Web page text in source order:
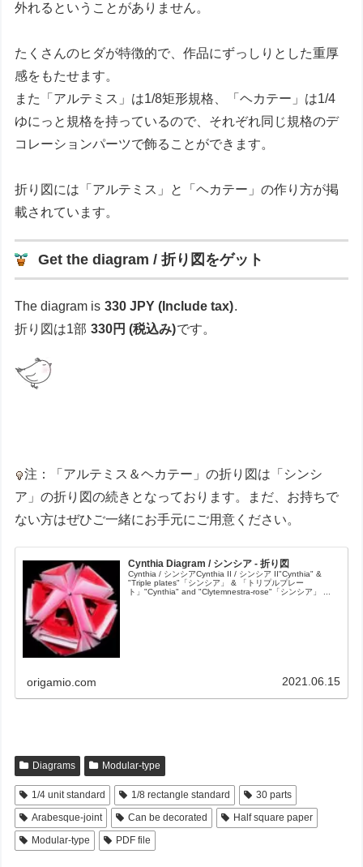
外れるということがありません。
たくさんのヒダが特徴的で、作品にずっしりとした重厚
感をもたせます。
また「アルテミス」は1/8矩形規格、「ヘカテー」は1/4
ゆにっと規格を持っているので、それぞれ同じ規格のデ
コレーションパーツで飾ることができます。
折り図には「アルテミス」と「ヘカテー」の作り方が掲
載されています。
Get the diagram / 折り図をゲット
The diagram is 330 JPY (Include tax).
折り図は1部 330円 (税込み)です。
注：「アルテミス＆ヘカテー」の折り図は「シンシ
ア」の折り図の続きとなっております。まだ、お持ちで
ない方はぜひご一緒にお手元にご用意ください。
Cynthia Diagram / シンシア - 折り図
Cynthia / シンシアCynthia II / シンシア II"Cynthia" &
"Triple plates"「シンシア」 & 「トリプルプレー
ト」"Cynthia" and "Clytemnestra-rose"「シンシア」 ...
origamio.com 2021.06.15
Diagrams Modular-type
1/4 unit standard 1/8 rectangle standard
30 parts
Arabesque-joint
Can be decorated
Half square paper
Modular-type
PDF file